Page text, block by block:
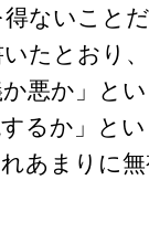
ないこと
たとおり
悪か」と
するか」と
あまりに